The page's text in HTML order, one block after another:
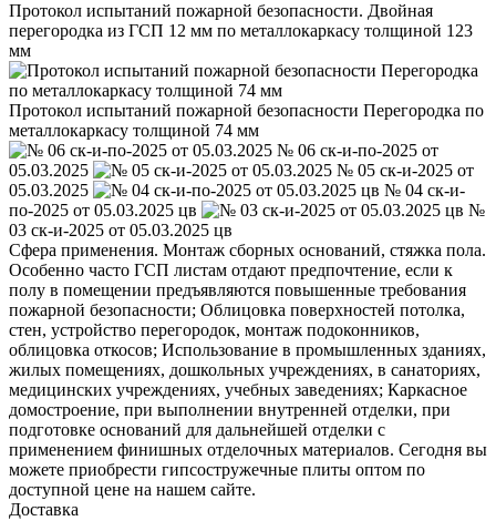
Протокол испытаний пожарной безопасности. Двойная
перегородка из ГСП 12 мм по металлокаркасу толщиной 123
мм
Протокол испытаний пожарной безопасности Перегородка по
металлокаркасу толщиной 74 мм
№ 06 ск-и-по-2025 от
05.03.2025
№ 05 ск-и-2025 от
05.03.2025
№ 04 ск-и-
по-2025 от 05.03.2025 цв
№
03 ск-и-2025 от 05.03.2025 цв
Сфера применения. Монтаж сборных оснований, стяжка пола.
Особенно часто ГСП листам отдают предпочтение, если к
полу в помещении предъявляются повышенные требования
пожарной безопасности; Облицовка поверхностей потолка,
стен, устройство перегородок, монтаж подоконников,
облицовка откосов; Использование в промышленных зданиях,
жилых помещениях, дошкольных учреждениях, в санаториях,
медицинских учреждениях, учебных заведениях; Каркасное
домостроение, при выполнении внутренней отделки, при
подготовке оснований для дальнейшей отделки с
применением финишных отделочных материалов. Сегодня вы
можете приобрести гипсостружечные плиты оптом по
доступной цене на нашем сайте.
Доставка